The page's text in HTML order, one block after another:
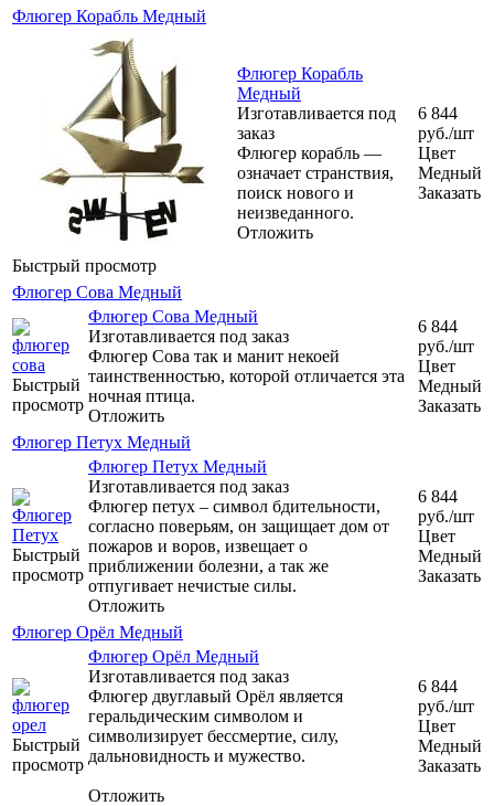
Флюгер Корабль Медный
Быстрый просмотр
Флюгер Корабль
Медный
Изготавливается под
заказ
Флюгер корабль —
означает странствия,
поиск нового и
неизведанного.
Отложить
6 844
руб./шт
Цвет
Медный
Заказать
Флюгер Сова Медный
Быстрый
просмотр
Флюгер Сова Медный
Изготавливается под заказ
Флюгер Сова так и манит некоей
таинственностью, которой отличается эта
ночная птица.
Отложить
6 844
руб./шт
Цвет
Медный
Заказать
Флюгер Петух Медный
Быстрый
просмотр
Флюгер Петух Медный
Изготавливается под заказ
Флюгер петух – символ бдительности,
согласно поверьям, он защищает дом от
пожаров и воров, извещает о
приближении болезни, а так же
отпугивает нечистые силы.
Отложить
6 844
руб./шт
Цвет
Медный
Заказать
Флюгер Орёл Медный
Быстрый
просмотр
Флюгер Орёл Медный
Изготавливается под заказ
Флюгер двуглавый Орёл является
геральдическим символом и
символизирует бессмертие, силу,
дальновидность и мужество.
Отложить
6 844
руб./шт
Цвет
Медный
Заказать